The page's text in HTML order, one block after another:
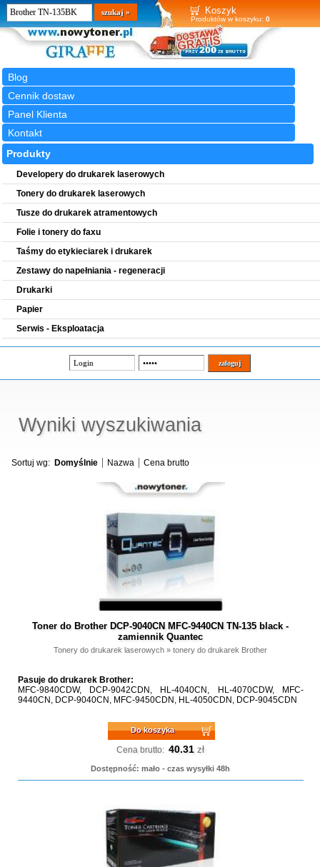
Koszyk
Produktów w koszyku: 0
Blog
Cennik dostaw
Panel Klienta
Kontakt
Wyszukiwarka
szukaj
Produkty
Developery do drukarek laserowych
Tonery do drukarek laserowych
Tusze do drukarek atramentowych
Folie i tonery do faxu
Taśmy do etykieciarek i drukarek
Zestawy do napełniania - regeneracji
Drukarki
Papier
Serwis - Eksploatacja
Wyniki wyszukiwania
Sortuj wg: Domyślnie Nazwa Cena brutto
Toner do Brother DCP-9040CN MFC-9440CN TN-135 black -
zamiennik Quantec
Tonery do drukarek laserowych »tonery do drukarek Brother
Pasuje do drukarek Brother:
MFC-9840CDW, DCP-9042CDN, HL-4040CN, HL-4070CDW, MFC-
9440CN, DCP-9040CN, MFC-9450CDN, HL-4050CDN, DCP-9045CDN
Do koszyka
Cena brutto: 40.31 zł
Dostępność: mało - czas wysyłki 48h